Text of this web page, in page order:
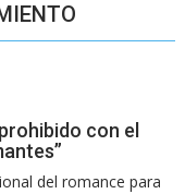
con el
del romance para